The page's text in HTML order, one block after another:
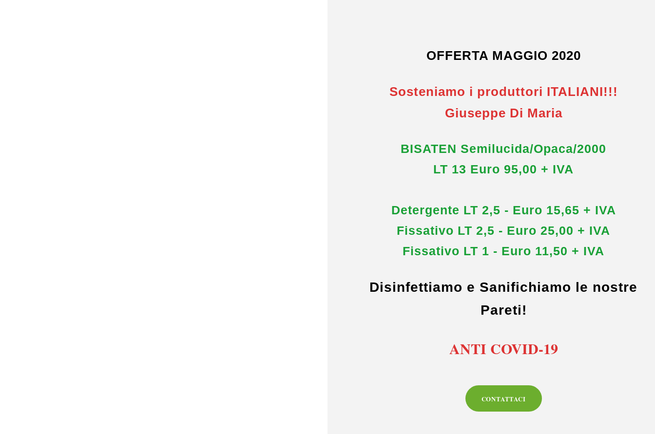
OFFERTA MAGGIO 2020
Sosteniamo i produttori ITALIANI!!!
Giuseppe Di Maria
BISATEN Semilucida/Opaca/2000
LT 13 Euro 95,00 + IVA
Detergente LT 2,5 - Euro 15,65 + IVA
Fissativo LT 2,5 - Euro 25,00 + IVA
Fissativo LT 1 - Euro 11,50 + IVA
Disinfettiamo e Sanifichiamo le nostre
Pareti!
ANTI COVID-19
CONTATTACI